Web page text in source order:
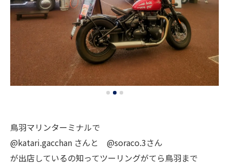
鳥羽マリンターミナルで
@katari.gacchan さんと @soraco.3さん
が出店しているの知ってツーリングがてら鳥羽まで